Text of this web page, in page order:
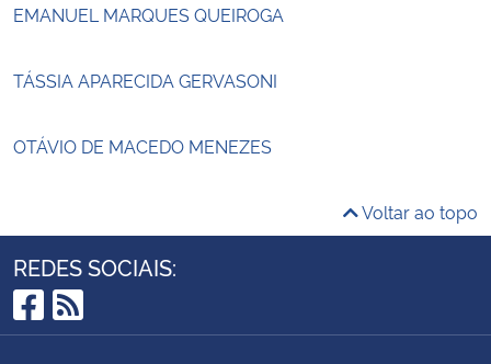
EMANUEL MARQUES QUEIROGA
TÁSSIA APARECIDA GERVASONI
OTÁVIO DE MACEDO MENEZES
Voltar ao topo
REDES SOCIAIS:
Facebook
RSS